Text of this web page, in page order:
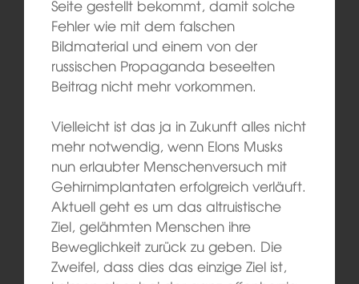
Seite gestellt bekommt, damit solche
Fehler wie mit dem falschen
Bildmaterial und einem von der
russischen Propaganda beseelten
Beitrag nicht mehr vorkommen.
Vielleicht ist das ja in Zukunft alles nicht
mehr notwendig, wenn Elons Musks
nun erlaubter Menschenversuch mit
Gehirnimplantaten erfolgreich verläuft.
Aktuell geht es um das altruistische
Ziel, gelähmten Menschen ihre
Beweglichkeit zurück zu geben. Die
Zweifel, dass dies das einzige Ziel ist,